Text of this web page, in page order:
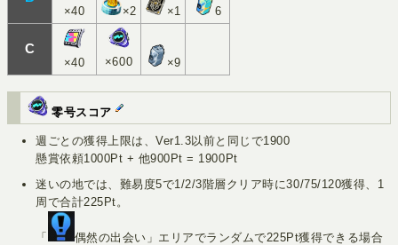
×40 ×2 ×1 6
C
×40 ×600 ×9
零号スコア
週ごとの獲得上限は、Ver1.3以前と同じで1900
懸賞依頼1000Pt + 他900Pt = 1900Pt
迷いの地では、難易度5で1/2/3階層クリア時に30/75/120獲得、1
周で合計225Pt。
「
偶然の出会い」エリアでランダムで225Pt獲得できる場合